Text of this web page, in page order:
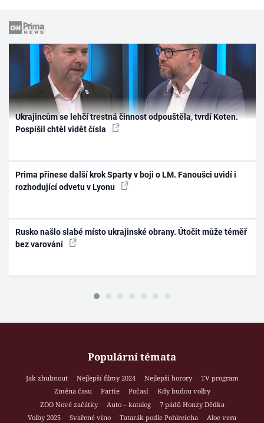
Ukrajincům se lehčí trestná činnost odpouštěla, tvrdí Koten.
Pospíšil chtěl vidět čísla
Prima přinese další krok Sparty v boji o LM. Fanoušci uvidí i
rozhodující odvetu v Lyonu
Rusko našlo slabé místo ukrajinské obrany. Útočit může téměř
bez varování
Populární témata
Jak zhubnout Nejlepší filmy 2024 Nejlepší horory
TV program
Změna času
Partie Počasí
Kdy budou volby
ZOO Nové začátky
Auto – katalog
7 pádů Honzy Dědka
Volby 2025
Svařené víno Tatarák podle Pohlreicha
Aloe vera